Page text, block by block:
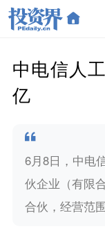
中电信人
亿
6月8日，中电
伙企业（有限
合伙，经营范